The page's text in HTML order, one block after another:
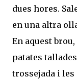
dues hores.
en una altra
En aquest
patates
trossejada i